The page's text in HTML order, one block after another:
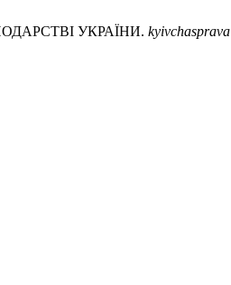
УКРАЇНИ. kyivchasprava